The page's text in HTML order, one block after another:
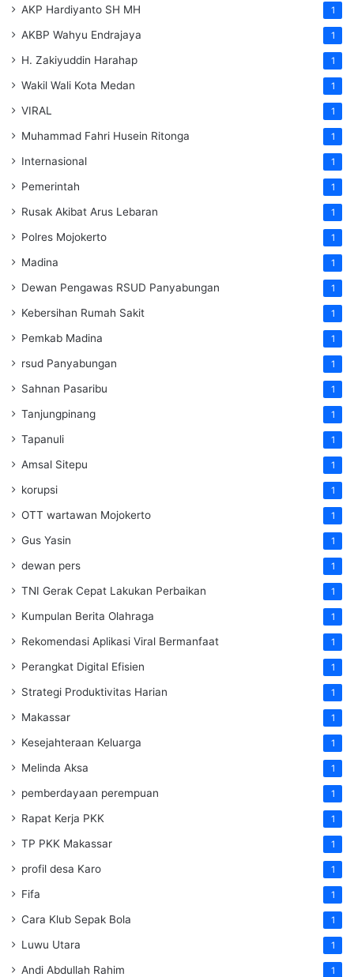
AKP Hardiyanto SH MH 1
AKBP Wahyu Endrajaya 1
H. Zakiyuddin Harahap 1
Wakil Wali Kota Medan 1
VIRAL 1
Muhammad Fahri Husein Ritonga 1
Internasional 1
Pemerintah 1
Rusak Akibat Arus Lebaran 1
Polres Mojokerto 1
Madina 1
Dewan Pengawas RSUD Panyabungan 1
Kebersihan Rumah Sakit 1
Pemkab Madina 1
rsud Panyabungan 1
Sahnan Pasaribu 1
Tanjungpinang 1
Tapanuli 1
Amsal Sitepu 1
korupsi 1
OTT wartawan Mojokerto 1
Gus Yasin 1
dewan pers 1
TNI Gerak Cepat Lakukan Perbaikan 1
Kumpulan Berita Olahraga 1
Rekomendasi Aplikasi Viral Bermanfaat 1
Perangkat Digital Efisien 1
Strategi Produktivitas Harian 1
Makassar 1
Kesejahteraan Keluarga 1
Melinda Aksa 1
pemberdayaan perempuan 1
Rapat Kerja PKK 1
TP PKK Makassar 1
profil desa Karo 1
Fifa 1
Cara Klub Sepak Bola 1
Luwu Utara 1
Andi Abdullah Rahim 1